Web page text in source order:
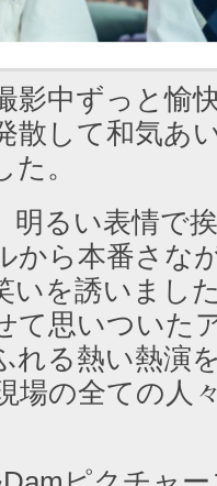
影中ずっと愉
散して和気あ
。
明るい表情で
から本番さな
いを誘いまし
て思いついた
れる熱い熱演
場の全ての人